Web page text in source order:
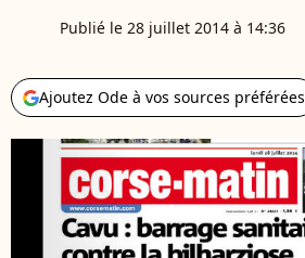
Publié le 28 juillet 2014 à 14:36
Ajoutez Ode à vos sources préférées